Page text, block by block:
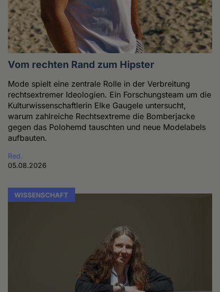
Vom rechten Rand zum Hipster
Mode spielt eine zentrale Rolle in der Verbreitung
rechtsextremer Ideologien. Ein Forschungsteam um die
Kulturwissenschaftlerin Elke Gaugele untersucht,
warum zahlreiche Rechtsextreme die Bomberjacke
gegen das Polohemd tauschten und neue Modelabels
aufbauten.
Red.
05.08.2026
WISSENSCHAFT